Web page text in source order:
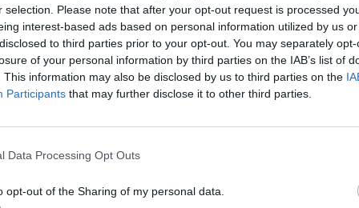
selection. Please note that after your opt-out request is processed
interest-based ads based on personal information utilized by us
to third parties prior to your opt-out. You may separately
of your personal information by third parties on the IAB’s list of
This information may also be disclosed by us to third parties on the
Participants that may further disclose it to other third parties.
Data Processing Opt Outs
opt-out of the Sharing of my personal data.
30-án megjelenő 17. lapszámában